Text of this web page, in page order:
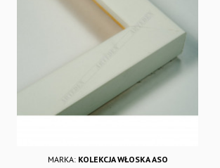
MARKA: KOLEKCJA WŁOSKA ASO